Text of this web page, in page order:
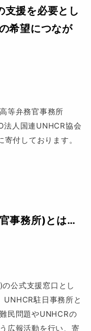
支援を必要とし
希望につなが
等弁務官事務所
法人国連UNHCR協会
付しております。
事務所)とは…
公式支援窓口とし
駐日事務所と
民問題やUNHCRの
広報活動を行い、寄